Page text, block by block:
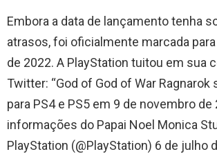
Embora a data de lançamento tenha
atrasos, foi oficialmente marcada
de 2022. A PlayStation tuitou em sua
Twitter: “God of God of War Ragnarok
para PS4 e PS5 em 9 de novembro de
informações do Papai Noel Monica
PlayStation (@PlayStation) 6 de julho